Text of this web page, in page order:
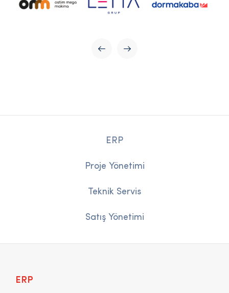
ERP
Proje Yönetimi
Teknik Servis
Satış Yönetimi
ERP